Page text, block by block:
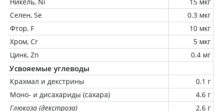
Селен, Se
0.3 мкг
Фтор, F
10 мкг
Хром, Cr
5 мкг
Цинк, Zn
0.4 мг
Усвояемые углеводы
Крахмал и декстрины
0.1 г
Моно- и дисахариды (сахара)
4.6 г
Глюкоза (декстроза)
2.6 г